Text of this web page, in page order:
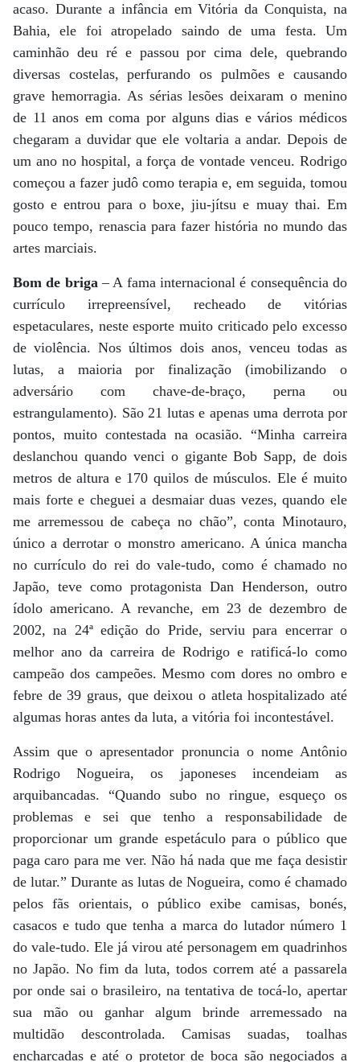
acaso. Durante a infância em Vitória da Conquista, na
Bahia, ele foi atropelado saindo de uma festa. Um
caminhão deu ré e passou por cima dele, quebrando
diversas costelas, perfurando os pulmões e causando
grave hemorragia. As sérias lesões deixaram o menino
de 11 anos em coma por alguns dias e vários médicos
chegaram a duvidar que ele voltaria a andar. Depois de
um ano no hospital, a força de vontade venceu. Rodrigo
começou a fazer judô como terapia e, em seguida, tomou
gosto e entrou para o boxe, jiu-jítsu e muay thai. Em
pouco tempo, renascia para fazer história no mundo das
artes marciais.
Bom de briga– A fama internacional é consequência do
currículo irrepreensível, recheado de vitórias
espetaculares, neste esporte muito criticado pelo excesso
de violência. Nos últimos dois anos, venceu todas as
lutas, a maioria por finalização (imobilizando o
adversário com chave-de-braço, perna ou
estrangulamento). São 21 lutas e apenas uma derrota por
pontos, muito contestada na ocasião. “Minha carreira
deslanchou quando venci o gigante Bob Sapp, de dois
metros de altura e 170 quilos de músculos. Ele é muito
mais forte e cheguei a desmaiar duas vezes, quando ele
me arremessou de cabeça no chão”, conta Minotauro,
único a derrotar o monstro americano. A única mancha
no currículo do rei do vale-tudo, como é chamado no
Japão, teve como protagonista Dan Henderson, outro
ídolo americano. A revanche, em 23 de dezembro de
2002, na 24ª edição do Pride, serviu para encerrar o
melhor ano da carreira de Rodrigo e ratificá-lo como
campeão dos campeões. Mesmo com dores no ombro e
febre de 39 graus, que deixou o atleta hospitalizado até
algumas horas antes da luta, a vitória foi incontestável.
Assim que o apresentador pronuncia o nome Antônio
Rodrigo Nogueira, os japoneses incendeiam as
arquibancadas. “Quando subo no ringue, esqueço os
problemas e sei que tenho a responsabilidade de
proporcionar um grande espetáculo para o público que
paga caro para me ver. Não há nada que me faça desistir
de lutar.” Durante as lutas de Nogueira, como é chamado
pelos fãs orientais, o público exibe camisas, bonés,
casacos e tudo que tenha a marca do lutador número 1
do vale-tudo. Ele já virou até personagem em quadrinhos
no Japão. No fim da luta, todos correm até a passarela
por onde sai o brasileiro, na tentativa de tocá-lo, apertar
sua mão ou ganhar algum brinde arremessado na
multidão descontrolada. Camisas suadas, toalhas
encharcadas e até o protetor de boca são negociados a